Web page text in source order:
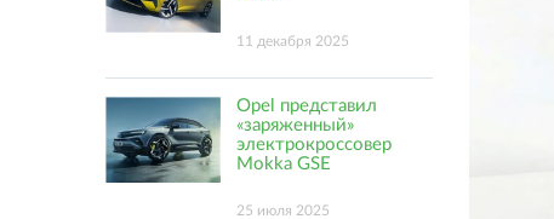
11 декабря 2025
Opel представил
«заряженный»
электрокроссовер
Mokka GSE
25 июля 2025